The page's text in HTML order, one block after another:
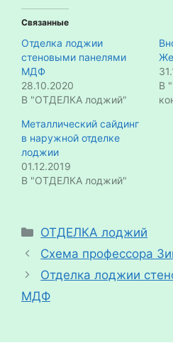
Связанные
Отделка лоджии
стеновыми панелями
МДФ
28.10.2020
В "ОТДЕЛКА лоджий"
В
Металлический сайдинг
в наружной отделке
лоджии
01.12.2019
В "ОТДЕЛКА лоджий"
Рубрики
ОТДЕЛКА лоджий
Схема профессора
Отделка лоджии
МДФ